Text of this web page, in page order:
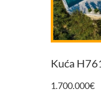
Kuća
1.700.000€